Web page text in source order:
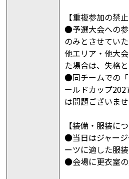
【重複参加の禁止
●予選大会への
のみとさせていた
他エリア・他大
た場合は、失格と
●同チームでの
ールドカップ
は問題ございませ
【装備・服装につ
●当日はジャー
ーツに適した服
●会場に更衣室の